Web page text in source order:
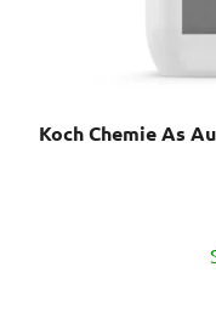
Koch Chemie As